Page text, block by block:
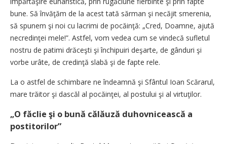
bune. Să învăţăm de la acest tată sărman şi necăjit smerenia,
să spunem şi noi cu lacrimi de pocăinţă: „Cred, Doamne, ajută
necredinţei mele!”. Astfel, vom vedea cum se vindecă sufletul
nostru de patimi drăceşti şi închipuiri deşarte, de gânduri şi
vorbe urâte, de credinţă slabă şi de fapte rele.
La o astfel de schimbare ne îndeamnă şi Sfântul Ioan Scărarul,
mare trăitor şi dascăl al pocăinţei, al postului şi al virtuţilor.
„O făclie şi o bună călăuză duhovnicească a
postitorilor”